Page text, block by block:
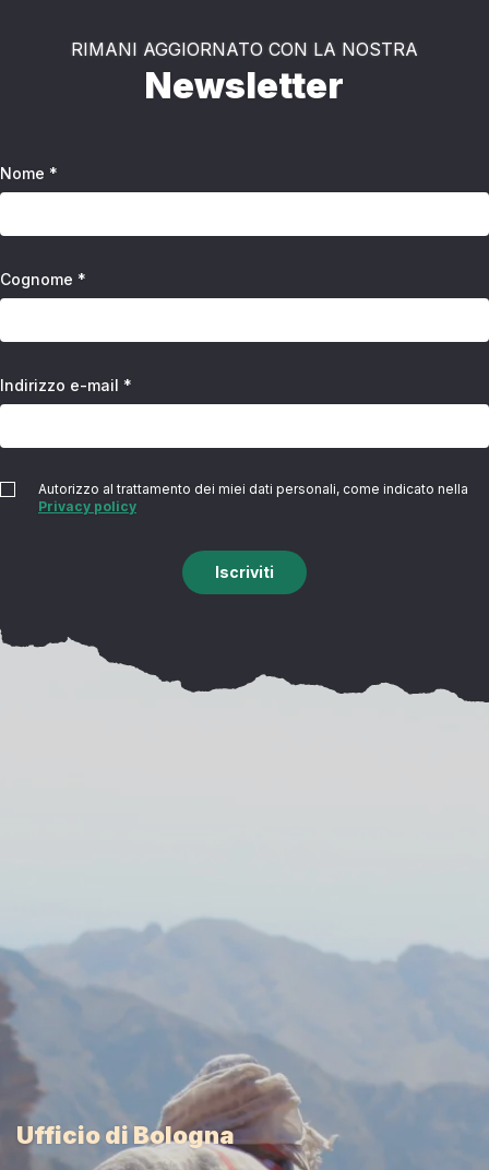
RIMANI AGGIORNATO CON LA NOSTRA
Newsletter
Nome *
Cognome *
Indirizzo e-mail *
Autorizzo al trattamento dei miei dati personali, come indicato nella
Privacy policy
Iscriviti
Ufficio di Bologna